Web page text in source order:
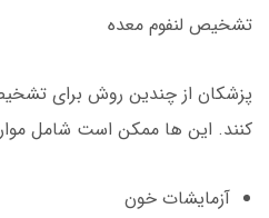
تشخیص لنفوم معده
پزشکان از چندین روش برای
کنند. این ها ممکن است شامل
آزمایشات خون